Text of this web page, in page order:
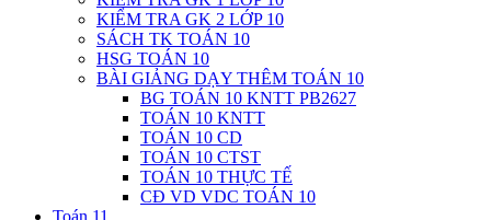
KIỂM TRA GK 2 LỚP 10
SÁCH TK TOÁN 10
HSG TOÁN 10
BÀI GIẢNG DẠY THÊM TOÁN 10
BG TOÁN 10 KNTT PB2627
TOÁN 10 KNTT
TOÁN 10 CD
TOÁN 10 CTST
TOÁN 10 THỰC TẾ
CĐ VD VDC TOÁN 10
Toán 11